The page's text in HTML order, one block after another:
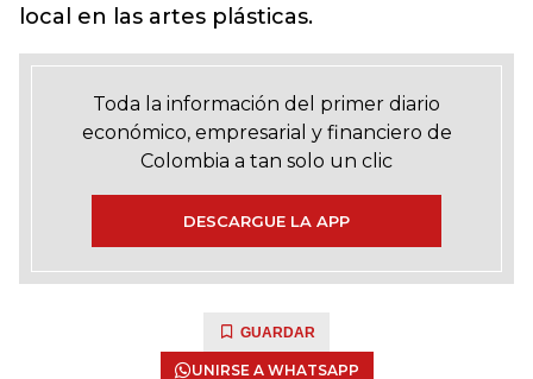
local en las artes plásticas.
Toda la información del primer diario
económico, empresarial y financiero de
Colombia a tan solo un clic
DESCARGUE LA APP
GUARDAR
UNIRSE A WHATSAPP